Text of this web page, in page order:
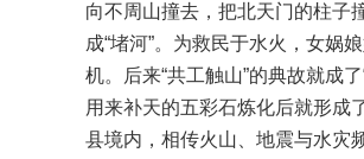
向不周山撞去，把北天门的柱子
成“堵河”。为救民于水火，女娲
机。后来“共工触山”的典故就成
用来补天的五彩石炼化后就形成
县境内，相传火山、地震与水灾